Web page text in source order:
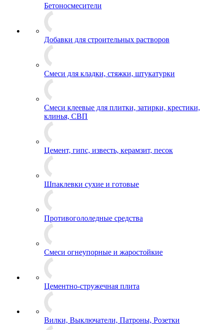
Бетоносмесители
Добавки для строительных растворов
Смеси для кладки, стяжки, штукатурки
Смеси клеевые для плитки, затирки, крестики,
клинья, СВП
Цемент, гипс, известь, керамзит, песок
Шпаклевки сухие и готовые
Противогололедные средства
Смеси огнеупорные и жаростойкие
Цементно-стружечная плита
Вилки, Выключатели, Патроны, Розетки